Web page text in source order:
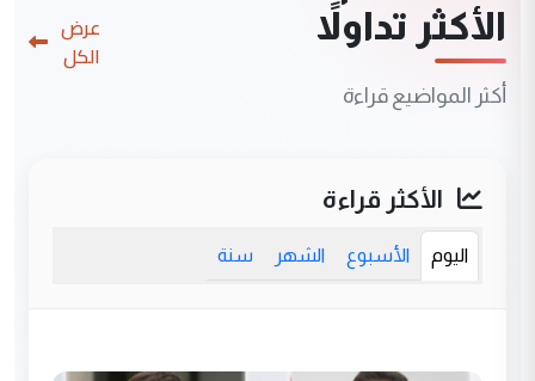
الأكثر تداولاً
أكثر المواضيع قراءة
عرض
الكل
الأكثر قراءة
اليوم الأسبوع الشهر سنة